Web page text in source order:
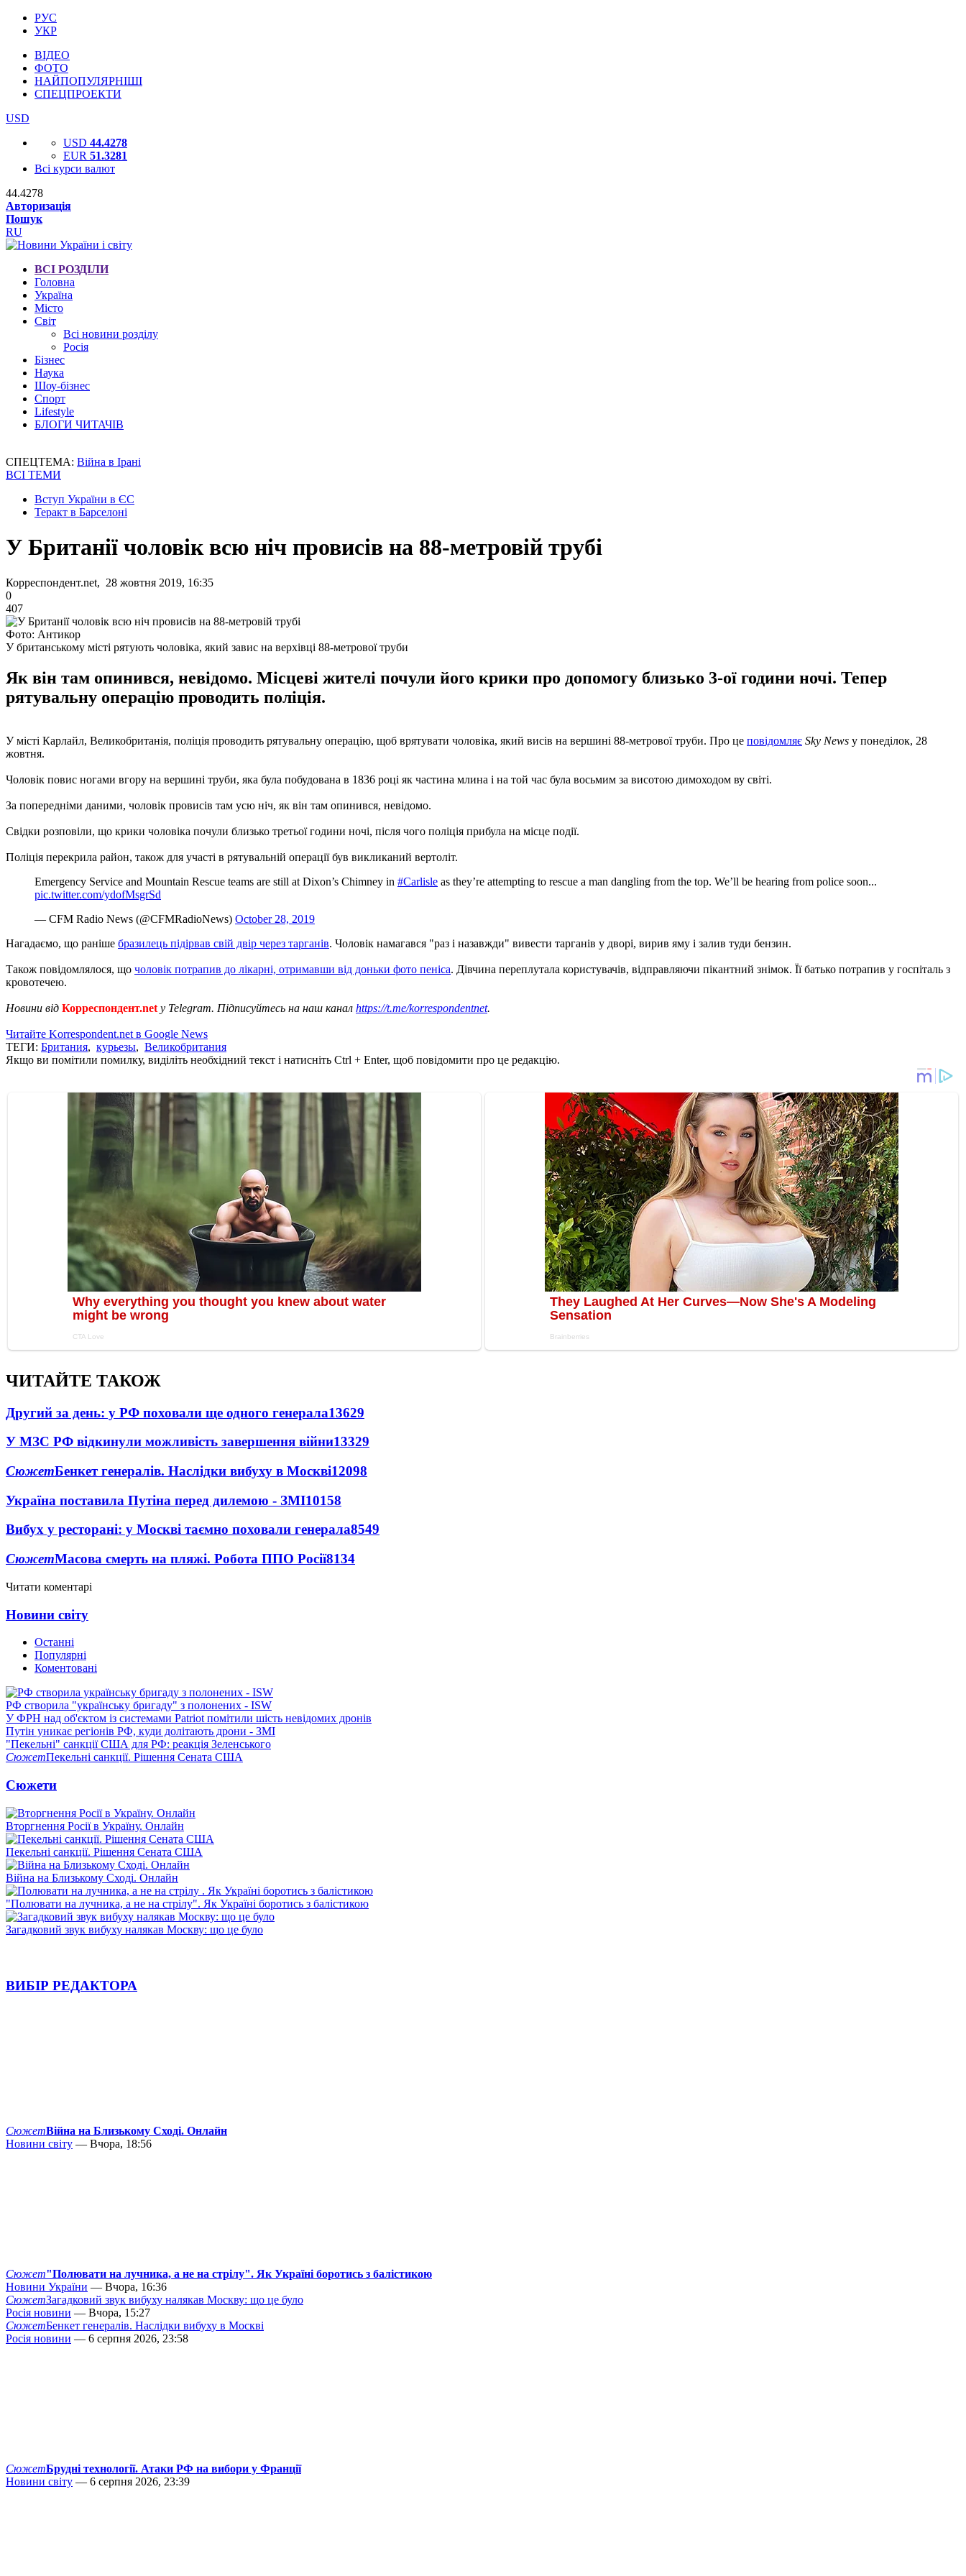
РУС
УКР
ВІДЕО
ФОТО
НАЙПОПУЛЯРНІШІ
СПЕЦПРОЕКТИ
USD
USD 44.4278
EUR 51.3281
Всі курси валют
44.4278
Авторизація
Пошук
RU
ВСІ РОЗДІЛИ
Головна
Україна
Місто
Світ
Всі новини розділу
Росія
Бізнес
Наука
Шоу-бізнес
Спорт
Lifestyle
БЛОГИ ЧИТАЧІВ
СПЕЦТЕМА: Війна в Ірані
ВСІ ТЕМИ
Вступ України в ЄС
Теракт в Барселоні
У Британії чоловік всю ніч провисів на 88-метровій трубі
Корреспондент.net, 28 жовтня 2019, 16:35
0
407
Фото: Антикор
У британському місті рятують чоловіка, який завис на верхівці 88-метрової труби
Як він там опинився, невідомо. Місцеві жителі почули його крики про допомогу близько 3-ої години ночі. Тепер
рятувальну операцію проводить поліція.
У місті Карлайл, Великобританія, поліція проводить рятувальну операцію, щоб врятувати чоловіка, який висів на вершині 88-метрової труби. Про це повідомляє Sky News у понеділок, 28
жовтня.
Чоловік повис ногами вгору на вершині труби, яка була побудована в 1836 році як частина млина і на той час була восьмим за висотою димоходом ву світі.
За попередніми даними, чоловік провисів там усю ніч, як він там опинився, невідомо.
Свідки розповіли, що крики чоловіка почули близько третьої години ночі, після чого поліція прибула на місце події.
Поліція перекрила район, також для участі в рятувальній операції був викликаний вертоліт.
Emergency Service and Mountain Rescue teams are still at Dixon’s Chimney in #Carlisle as they’re attempting to rescue a man dangling from the top. We’ll be hearing from police soon...
pic.twitter.com/ydofMsgrSd
— CFM Radio News (@CFMRadioNews) October 28, 2019
Нагадаємо, що раніше бразилець підірвав свій двір через тарганів. Чоловік намагався "раз і назавжди" вивести тарганів у дворі, вирив яму і залив туди бензин.
Також повідомлялося, що чоловік потрапив до лікарні, отримавши від доньки фото пеніса. Дівчина переплутала користувачів, відправляючи пікантний знімок. Її батько потрапив у госпіталь з
кровотечею.
Новини від Корреспондент.net у Telegram. Підписуйтесь на наш канал https://t.me/korrespondentnet.
Читайте Korrespondent.net в Google News
ТЕГИ: Британия, курьезы, Великобритания
Якщо ви помітили помилку, виділіть необхідний текст і натисніть Ctrl + Enter, щоб повідомити про це редакцію.
ЧИТАЙТЕ ТАКОЖ
Другий за день: у РФ поховали ще одного генерала13629
У МЗС РФ відкинули можливість завершення війни13329
СюжетБенкет генералів. Наслідки вибуху в Москві12098
Україна поставила Путіна перед дилемою - ЗМІ10158
Вибух у ресторані: у Москві таємно поховали генерала8549
СюжетМасова смерть на пляжі. Робота ППО Росії8134
Читати коментарі
Новини світу
Останні
Популярні
Коментовані
РФ створила "українську бригаду" з полонених - ISW
У ФРН над об'єктом із системами Patriot помітили шість невідомих дронів
Путін уникає регіонів РФ, куди долітають дрони - ЗМІ
"Пекельні" санкції США для РФ: реакція Зеленського
СюжетПекельні санкції. Рішення Сената США
Сюжети
Вторгнення Росії в Україну. Онлайн
Пекельні санкції. Рішення Сената США
Війна на Близькому Сході. Онлайн
"Полювати на лучника, а не на стрілу". Як Україні боротись з балістикою
Загадковий звук вибуху налякав Москву: що це було
ВИБІР РЕДАКТОРА
СюжетВійна на Близькому Сході. Онлайн
Новини світу — Вчора, 18:56
Сюжет"Полювати на лучника, а не на стрілу". Як Україні боротись з балістикою
Новини України — Вчора, 16:36
СюжетЗагадковий звук вибуху налякав Москву: що це було
Росія новини — Вчора, 15:27
СюжетБенкет генералів. Наслідки вибуху в Москві
Росія новини — 6 серпня 2026, 23:58
СюжетБрудні технології. Атаки РФ на вибори у Франції
Новини світу — 6 серпня 2026, 23:39